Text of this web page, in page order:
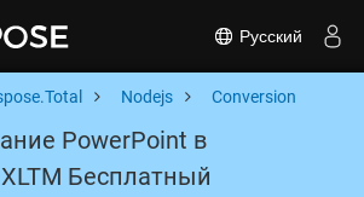
Русский
Nodejs Conversion
PowerPoint в
Бесплатный